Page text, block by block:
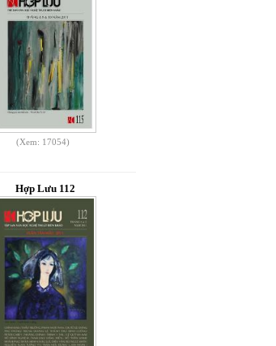
(Xem: 17054)
Hợp Lưu 112